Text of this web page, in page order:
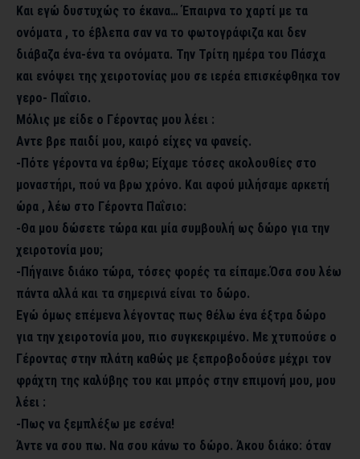
Και εγώ δυστυχώς το έκανα… Έπαιρνα το χαρτί με τα
ονόματα , το έβλεπα σαν να το φωτογράφιζα και δεν
διάβαζα ένα-ένα τα ονόματα. Την Τρίτη ημέρα του Πάσχα
και ενόψει της χειροτονίας μου σε ιερέα επισκέφθηκα τον
γερο- Παΐσιο.
Μόλις με είδε ο Γέροντας μου λέει :
Αντε βρε παιδί μου, καιρό είχες να φανείς.
-Πότε γέροντα να έρθω; Είχαμε τόσες ακολουθίες στο
μοναστήρι, πού να βρω χρόνο. Και αφού μιλήσαμε αρκετή
ώρα , λέω στο Γέροντα Παΐσιο:
-Θα μου δώσετε τώρα και μία συμβουλή ως δώρο για την
χειροτονία μου;
-Πήγαινε διάκο τώρα, τόσες φορές τα είπαμε.Όσα σου λέω
πάντα αλλά και τα σημερινά είναι το δώρο.
Εγώ όμως επέμενα λέγοντας πως θέλω ένα έξτρα δώρο
για την χειροτονία μου, πιο συγκεκριμένο. Με χτυπούσε ο
Γέροντας στην πλάτη καθώς με ξεπροβοδούσε μέχρι τον
φράχτη της καλύβης του και μπρός στην επιμονή μου, μου
λέει :
-Πως να ξεμπλέξω με εσένα!
Άντε να σου πω. Να σου κάνω το δώρο. Άκου διάκο: όταν